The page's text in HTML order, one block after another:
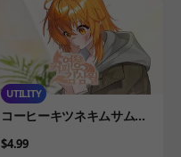
UTILITY
Product
コーヒーキツネキムサムウ
Price
$4.99